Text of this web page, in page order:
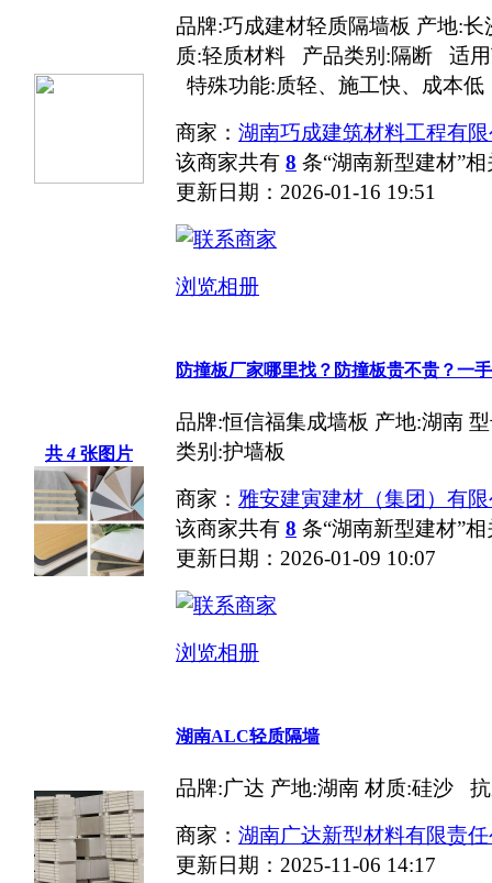
品牌:巧成建材轻质隔墙板 产地:长
质:轻质材料 产品类别:隔断 适用
特殊功能:质轻、施工快、成本
商家： 湖南巧成建筑材料工程有
该商家共有 8 条“湖南新型建材”
更新日期：2026-01-16 19:51
浏览相册
共4 张图片
防撞板厂家哪里找？防撞板贵不贵？一
品牌:恒信福集成墙板 产地:湖南
类别:护墙板
商家： 雅安建寅建材（集团）有
该商家共有 8 条“湖南新型建材”
更新日期：2026-01-09 10:07
浏览相册
湖南ALC轻质隔墙
品牌:广达 产地:湖南 材质:硅沙
商家： 湖南广达新型材料有限责
更新日期：2025-11-06 14:17